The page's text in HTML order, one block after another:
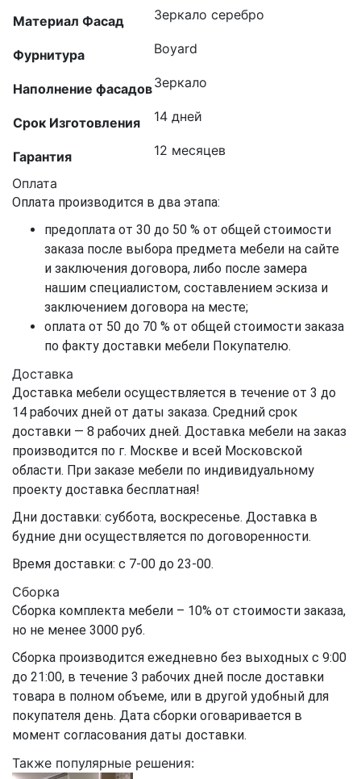
Материал Фасад Зеркало серебро
Фурнитура Boyard
Наполнение фасадовЗеркало
Срок Изготовления 14 дней
Гарантия 12 месяцев
Оплата
Оплата производится в два этапа:
предоплата от 30 до 50 % от общей стоимости
заказа после выбора предмета мебели на сайте
и заключения договора, либо после замера
нашим специалистом, составлением эскиза и
заключением договора на месте;
оплата от 50 до 70 % от общей стоимости заказа
по факту доставки мебели Покупателю.
Доставка
Доставка мебели осуществляется в течение от 3 до
14 рабочих дней от даты заказа. Средний срок
доставки — 8 рабочих дней. Доставка мебели на заказ
производится по г. Москве и всей Московской
области. При заказе мебели по индивидуальному
проекту доставка бесплатная!
Дни доставки: суббота, воскресенье. Доставка в
будние дни осуществляется по договоренности.
Время доставки: с 7-00 до 23-00.
Сборка
Сборка комплекта мебели – 10% от стоимости заказа,
но не менее 3000 руб.
Сборка производится ежедневно без выходных с 9:00
до 21:00, в течение 3 рабочих дней после доставки
товара в полном объеме, или в другой удобный для
покупателя день. Дата сборки оговаривается в
момент согласования даты доставки.
Также популярные решения: